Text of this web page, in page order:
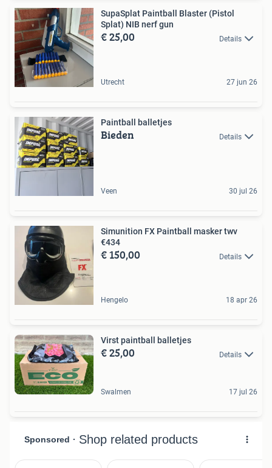
SupaSplat Paintball Blaster (Pistol
Splat) NIB nerf gun
€ 25,00 Details
Utrecht 27 jun 26
Paintball balletjes
Bieden Details
Veen 30 jul 26
Simunition FX Paintball masker twv
€434
€ 150,00 Details
Hengelo 18 apr 26
Virst paintball balletjes
€ 25,00 Details
Swalmen 17 jul 26